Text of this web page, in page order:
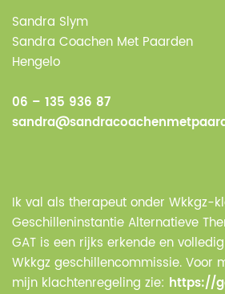
Sandra Slym
Sandra Coachen Met Paarden
Hengelo
06 – 135 936 87
Ik val als therapeut onder Wkkgz-
Geschilleninstantie Alternatieve
GAT is een rijks erkende en
Wkkgz geschillencommissie. Voor
mijn klachtenregeling zie: https://